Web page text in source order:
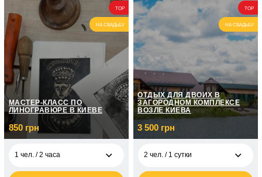
TOP
НА СВАДЬБУ
МАСТЕР-КЛАСС ПО
ЛИНОГРАВЮРЕ В КИЕВЕ
850 грн
1 чел. / 2 часа
TOP
НА СВАДЬБУ
ОТДЫХ ДЛЯ ДВОИХ В
ЗАГОРОДНОМ КОМПЛЕКСЕ
ВОЗЛЕ КИЕВА
3 500 грн
2 чел. / 1 сутки